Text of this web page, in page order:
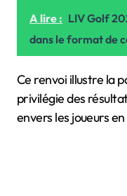
A lire : LIV Golf
dans le format de
Ce renvoi illustre la
privilégie des
envers les joueurs